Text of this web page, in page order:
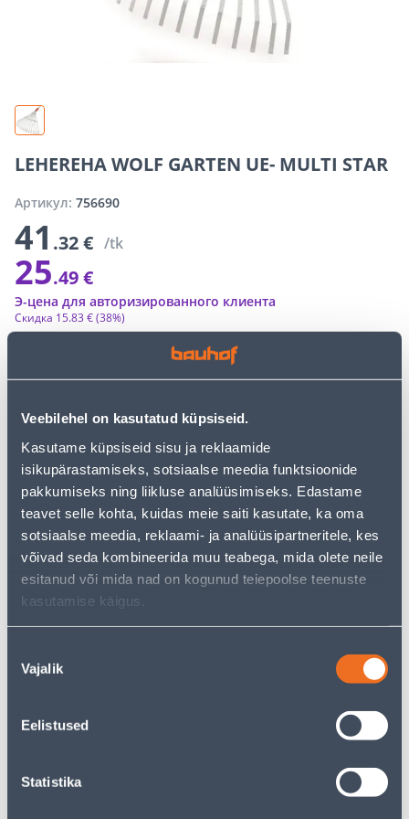
Veebilehel on kasutatud küpsiseid.
Kasutame küpsiseid sisu ja reklaamide
isikupärastamiseks, sotsiaalse meedia funktsioonide
pakkumiseks ning liikluse analüüsimiseks. Edastame
teavet selle kohta, kuidas meie saiti kasutate, ka oma
sotsiaalse meedia, reklaami- ja analüüsipartneritele, kes
võivad seda kombineerida muu teabega, mida olete neile
esitanud või mida nad on kogunud teiepoolse teenuste
kasutamise käigus.
valik
Vajalik
Eelistused
Statistika
LEHEREHA WOLF GARTEN UE- MULTI STAR
Артикул: 756690
41 .32 € /tk
25.49 €
Специальные цены интернет-магазина могут отличаться от
Скидка 15.83 €(38%)
Э-цена для авторизированного клиента
Посмотреть наличие
• 14-päevane tagastusõigus.
• HANKIJA LAOST TELLITAV TOODE
Спецификация